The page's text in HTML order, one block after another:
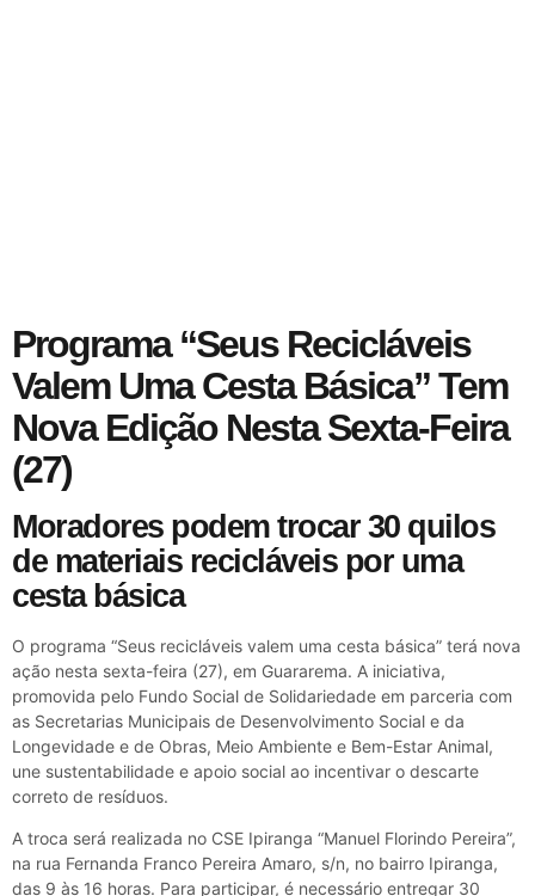
Programa “Seus Recicláveis
Valem Uma Cesta Básica” Tem
Nova Edição Nesta Sexta-Feira
(27)
Moradores podem trocar 30 quilos
de materiais recicláveis por uma
cesta básica
O programa “Seus recicláveis valem uma cesta básica” terá nova
ação nesta sexta-feira (27), em Guararema. A iniciativa,
promovida pelo Fundo Social de Solidariedade em parceria com
as Secretarias Municipais de Desenvolvimento Social e da
Longevidade e de Obras, Meio Ambiente e Bem-Estar Animal,
une sustentabilidade e apoio social ao incentivar o descarte
correto de resíduos.
A troca será realizada no CSE Ipiranga “Manuel Florindo Pereira”,
na rua Fernanda Franco Pereira Amaro, s/n, no bairro Ipiranga,
das 9 às 16 horas. Para participar, é necessário entregar 30